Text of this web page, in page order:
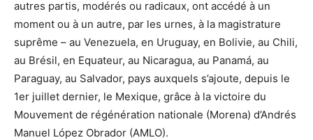
autres partis, modérés ou radicaux, ont accédé à un
moment ou à un autre, par les urnes, à la magistrature
suprême – au Venezuela, en Uruguay, en Bolivie, au Chili,
au Brésil, en Equateur, au Nicaragua, au Panamá, au
Paraguay, au Salvador, pays auxquels s’ajoute, depuis le
1er juillet dernier, le Mexique, grâce à la victoire du
Mouvement de régénération nationale (Morena) d’Andrés
Manuel López Obrador (AMLO).